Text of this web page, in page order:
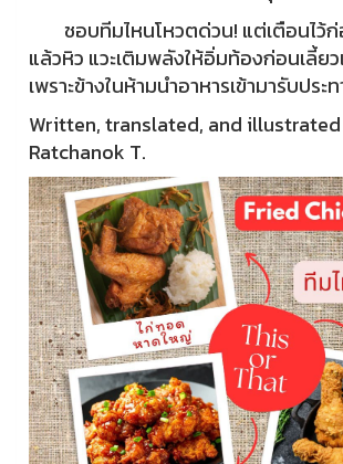
ชอบทีมไหนโหวตด่วน! แต่เตือนไว้ก่
แล้วหิว แวะเติมพลังให้อิ่มท้องก่อนเลี้ย
เพราะข้างในห้ามนำอาหารเข้ามารับประ
Written, translated, and
Ratchanok T.